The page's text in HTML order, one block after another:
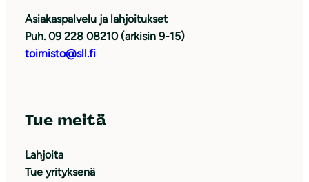
Asiakaspalvelu ja lahjoitukset
Puh. 09 228 08210 (arkisin 9-15)
toimisto@sll.fi
Tue meitä
Lahjoita
Tue yrityksenä